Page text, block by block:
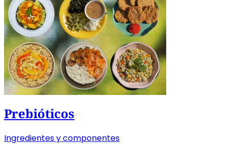
Prebióticos
Ingredientes y componentes